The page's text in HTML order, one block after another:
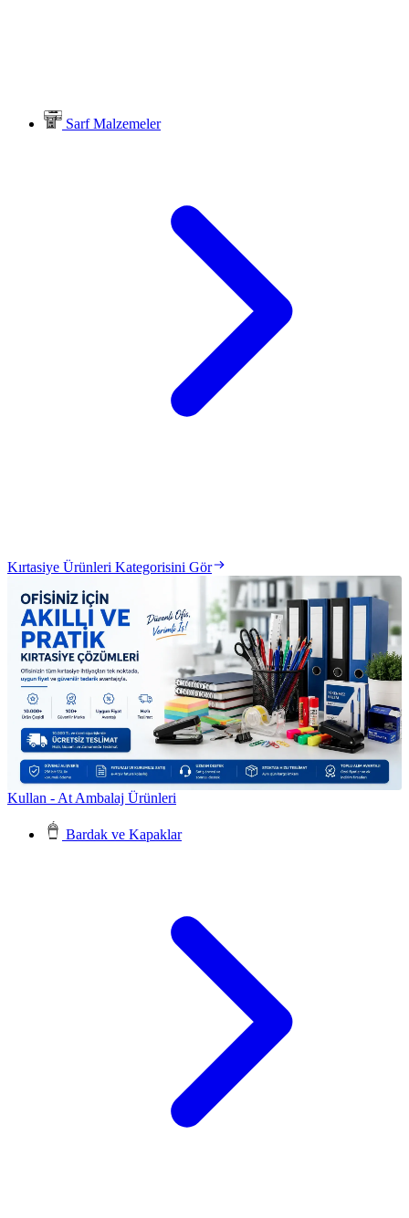
Sarf Malzemeler
Kırtasiye Ürünleri Kategorisini Gör
Kullan - At Ambalaj Ürünleri
Bardak ve Kapaklar